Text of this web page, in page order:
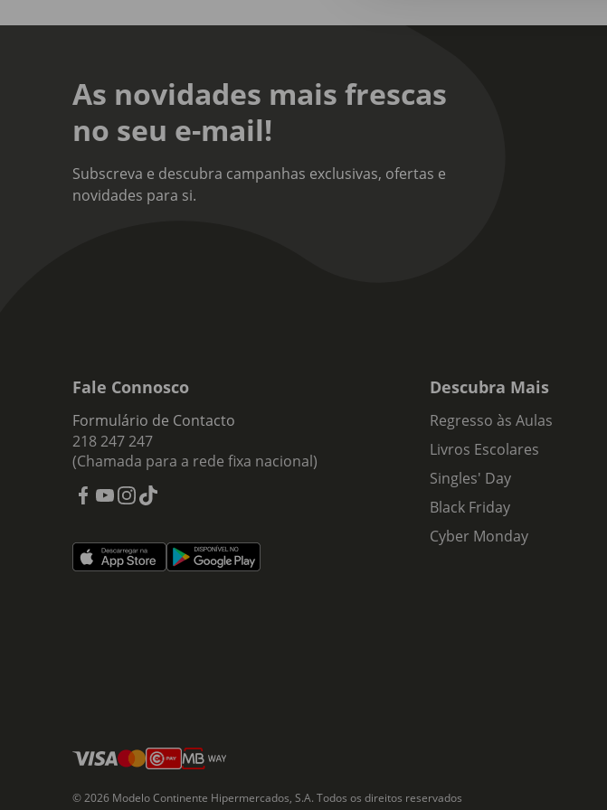
As novidades mais frescas
no seu e-mail!
Subscreva e descubra campanhas exclusivas, ofertas e
novidades para si.
Fale Connosco
Formulário de Contacto
218 247 247
(Chamada para a rede fixa nacional)
Descubra Mais
Regresso às Aulas
Livros Escolares
Singles' Day
Black Friday
Cyber Monday
© 2026 Modelo Continente Hipermercados, S.A. Todos os direitos reservados